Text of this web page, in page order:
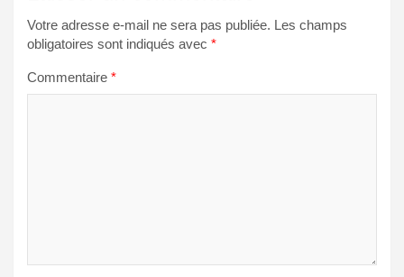
Votre adresse e-mail ne sera pas publiée. Les champs
obligatoires sont indiqués avec *
Commentaire *